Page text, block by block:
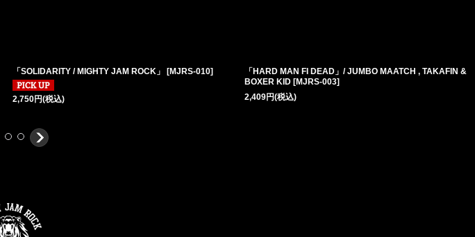
「SOLIDARITY / MIGHTY JAM ROCK」 [MJRS-010]
2,750円(税込)
「HARD MAN FI DEAD」/ JUMBO MAATCH , TAKAFIN &
BOXER KID [MJRS-003]
2,409円(税込)